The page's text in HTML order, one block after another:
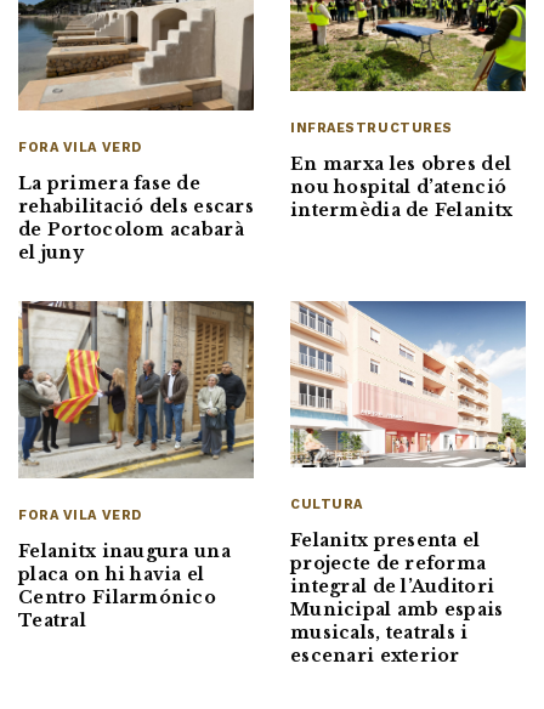
FORA VILA VERD
La primera fase de
rehabilitació dels escars
de Portocolom acabarà
el juny
INFRAESTRUCTURES
En marxa les obres del
nou hospital d’atenció
intermèdia de Felanitx
FORA VILA VERD
Felanitx inaugura una
placa on hi havia el
Centro Filarmónico
Teatral
CULTURA
Felanitx presenta el
projecte de reforma
integral de l’Auditori
Municipal amb espais
musicals, teatrals i
escenari exterior